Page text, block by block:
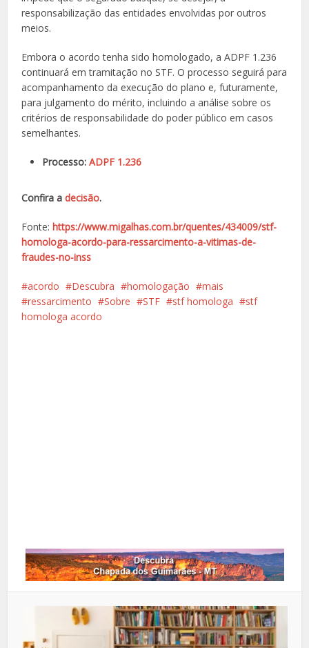
responsabilização das entidades envolvidas por outros
meios.
Embora o acordo tenha sido homologado, a ADPF 1.236
continuará em tramitação no STF. O processo seguirá para
acompanhamento da execução do plano e, futuramente,
para julgamento do mérito, incluindo a análise sobre os
critérios de responsabilidade do poder público em casos
semelhantes.
Processo:ADPF 1.236
Confira adecisão.
Fonte: https://www.migalhas.com.br/quentes/434009/stf-
homologa-acordo-para-ressarcimento-a-vitimas-de-
fraudes-no-inss
acordo Descubra homologação
mais
ressarcimento
Sobre STF stf homologa
stf
homologa acordo